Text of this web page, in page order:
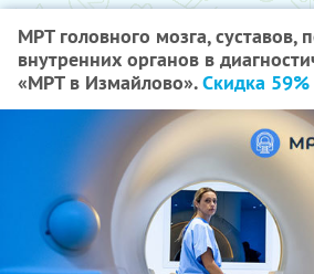
МРТ головного мозга, суставов,
внутренних органов в
«МРТ в Измайлово».Скидка 59%